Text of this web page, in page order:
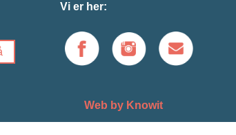
Vi er her:
Web by Knowit